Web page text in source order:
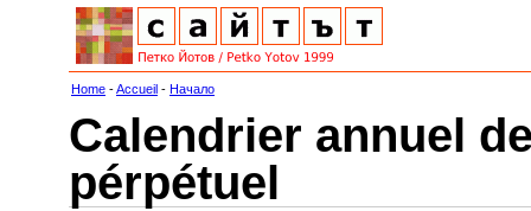
Home -Accueil - Начало
Calendrier annuel
pérpétuel